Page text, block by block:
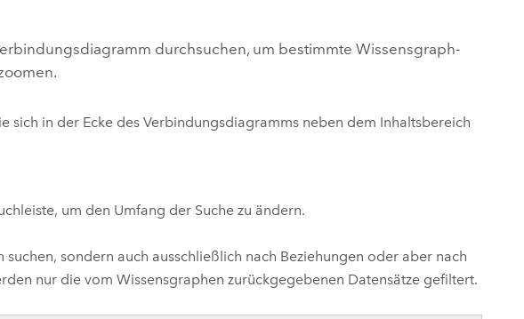
durchsuchen, um bestimmte Wissensgraph-
sich in der Ecke des Verbindungsdiagramms neben dem Inhaltsbereich
um den Umfang der Suche zu ändern.
sondern auch ausschließlich nach Beziehungen oder aber nach
nur die vom Wissensgraphen zurückgegebenen Datensätze gefiltert.